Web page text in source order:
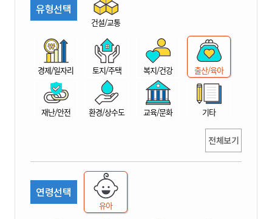
시
산
유형선택
건설/교통
경제/일자리 토지/주택 복지/건강 출산/육아
재난/안전 환경/상수도 교육/문화 기타
전체보기
연령선택
유아